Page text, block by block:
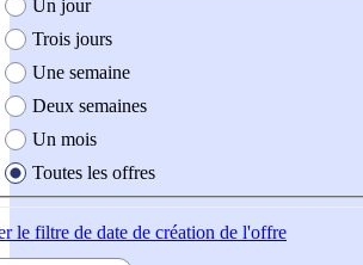
Un jour
Trois jours
Une semaine
Deux semaines
Un mois
Toutes les offres
le filtre de date de création de l'offre